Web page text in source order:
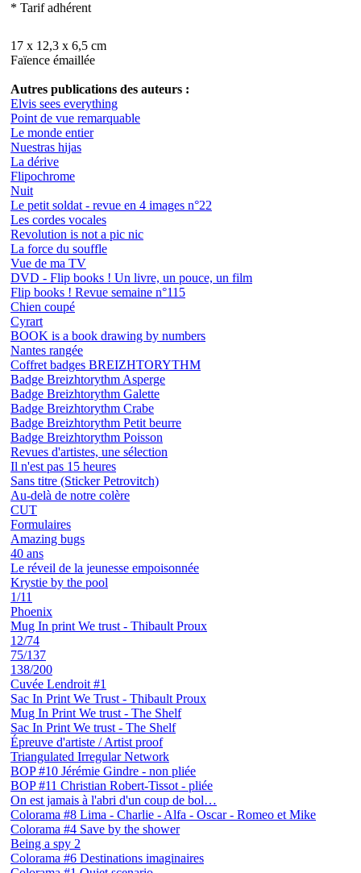
* Tarif adhérent
17 x 12,3 x 6,5 cm
Faïence émaillée
Autres publications des auteurs :
Elvis sees everything
Point de vue remarquable
Le monde entier
Nuestras hijas
La dérive
Flipochrome
Nuit
Le petit soldat - revue en 4 images n°22
Les cordes vocales
Revolution is not a pic nic
La force du souffle
Vue de ma TV
DVD - Flip books ! Un livre, un pouce, un film
Flip books ! Revue semaine n°115
Chien coupé
Cyrart
BOOK is a book drawing by numbers
Nantes rangée
Coffret badges BREIZHTORYTHM
Badge Breizhtorythm Asperge
Badge Breizhtorythm Galette
Badge Breizhtorythm Crabe
Badge Breizhtorythm Petit beurre
Badge Breizhtorythm Poisson
Revues d'artistes, une sélection
Il n'est pas 15 heures
Sans titre (Sticker Petrovitch)
Au-delà de notre colère
CUT
Formulaires
Amazing bugs
40 ans
Le réveil de la jeunesse empoisonnée
Krystie by the pool
1/11
Phoenix
Mug In print We trust - Thibault Proux
12/74
75/137
138/200
Cuvée Lendroit #1
Sac In Print We Trust - Thibault Proux
Mug In Print We trust - The Shelf
Sac In Print We trust - The Shelf
Épreuve d'artiste / Artist proof
Triangulated Irregular Network
BOP #10 Jérémie Gindre - non pliée
BOP #11 Christian Robert-Tissot - pliée
On est jamais à l'abri d'un coup de bol…
Colorama #8 Lima - Charlie - Alfa - Oscar - Romeo et Mike
Colorama #4 Save by the shower
Being a spy 2
Colorama #6 Destinations imaginaires